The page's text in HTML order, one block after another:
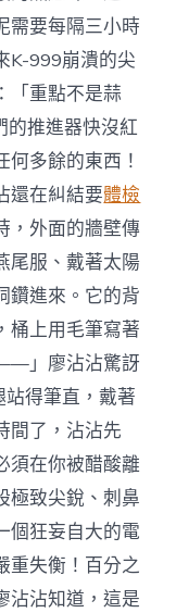
需要每隔三小時
K-999崩潰的尖
「重點不是蒜
推進器快沒紅
多餘的東西！
還在糾結要體檢
，外面的牆壁傳
尾服、戴著太陽
鑽進來。它的背
桶上用毛筆寫著
」廖沾沾驚訝
得筆直，戴著
間了，沾沾先
須在你被醋酸離
極致尖銳、刺鼻
個狂妄自大的電
重失衡！百分之
沾沾知道，這是